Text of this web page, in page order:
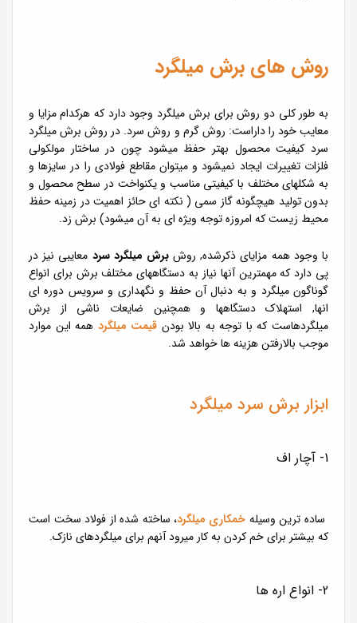
روش های برش میلگرد
به طور کلی دو روش برای برش میلگرد وجود دارد که هرکدام مزایا و
معایب خود را داراست: روش گرم و روش سرد. در روش برش میلگرد
سرد کیفیت محصول بهتر حفظ میشود چون در ساختار مولکولی
فلزات تغییرات ایجاد نمیشود و میتوان مقاطع فولادی را در سایزها و
به شکلهای مختلف با کیفیتی مناسب و یکنواخت در سطح محصول و
بدون تولید هیچگونه گاز سمی ( نکته ای حائز اهمیت در زمینه حفظ
محیط زیست که امروزه توجه ویژه ای به آن میشود) برش زد.
با وجود همه مزایای ذکرشده, روشبرش میلگرد سرد معایبی نیز در
پی دارد که مهمترین آنها نیاز به دستگاههای مختلف برش برای انواع
گوناگون میلگرد و به دنبال آن حفظ و نگهداری و سرویس دوره ای
انها, استهلاک دستگاهها و همچنین ضایعات ناشی از برش
میلگردهاست که با توجه به بالا بودن قیمت میلگرد همه این موارد
موجب بالارفتن هزینه ها خواهد شد.
ابزار برش سرد میلگرد
1- آچار اف
ساده ترین وسیله خمکاری میلگرد، ساخته شده از فولاد سخت است
که بیشتر برای خم کردن به کار میرود آنهم برای میلگردهای نازک.
2- انواع اره ها